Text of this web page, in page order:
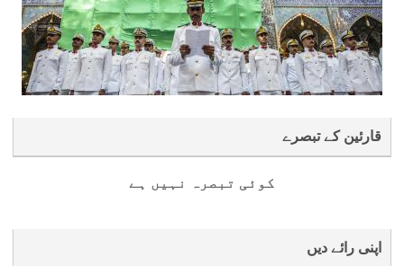
قارئین کے تبصرے
کوئی تبصرہ نہیں ہے
اپنی رائے دیں